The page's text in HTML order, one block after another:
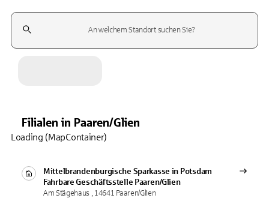
Suchfeld
Filialen in Paaren/Glien
Mittelbrandenburgische Sparkasse in Potsdam
Fahrbare Geschäftsstelle Paaren/Glien
Am Stägehaus , 14641 Paaren/Glien
Loading (MapContainer)